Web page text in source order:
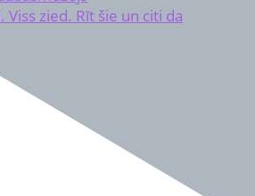
zied. Rīt šie un citi da